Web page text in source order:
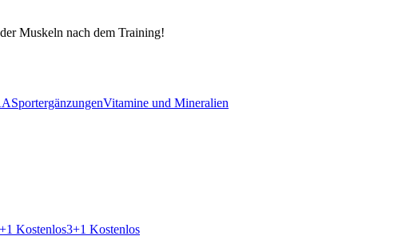
Muskeln nach dem Training!
SportergänzungenVitamine und Mineralien
Kostenlos3+1 Kostenlos